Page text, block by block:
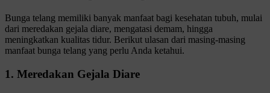
Bunga telang memiliki banyak manfaat bagi kesehatan tubuh, mulai
dari meredakan gejala diare, mengatasi demam, hingga
meningkatkan kualitas tidur. Berikut ulasan dari masing-masing
manfaat bunga telang yang perlu Anda ketahui.
1. Meredakan Gejala Diare